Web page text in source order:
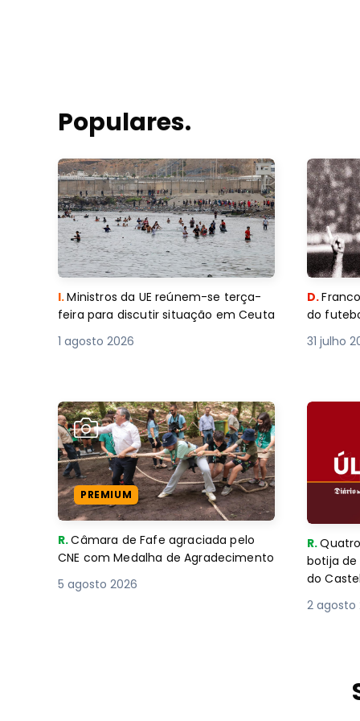
Populares.
I.Ministros da UE reúnem-se terça-
feira para discutir situação em Ceuta
1 agosto 2026
D.
do
31 julho
PREMIUM
R.Câmara de Fafe agraciada pelo
CNE com Medalha de Agradecimento
5 agosto 2026
R.
botija
do
2 agosto